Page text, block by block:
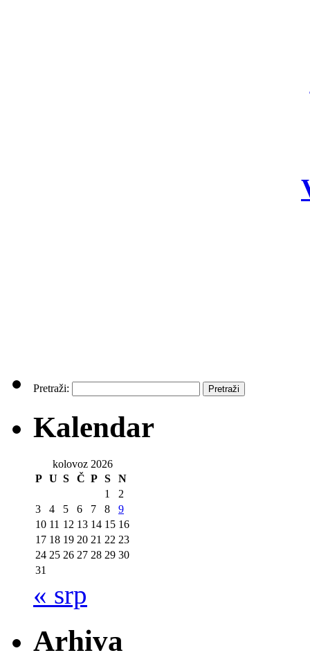
Pretraži:
Kalendar
kolovoz 2026
P U S Č P S
N
1
2
3
4 5 6 7 8
9
10 11 12 13 14 15 16
17 18 19 20 21 22 23
24 25 26 27 28 29 30
31
« srp
Arhiva